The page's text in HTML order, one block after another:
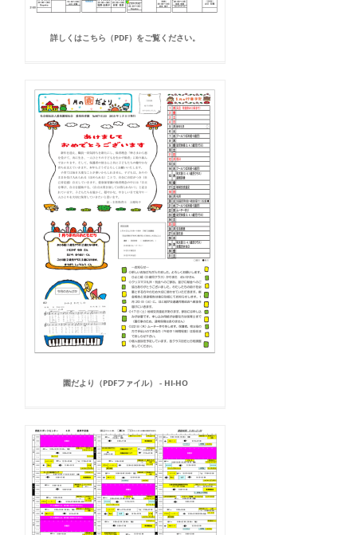
詳しくはこちら（PDF）をご覧ください。
園だより（PDFファイル） - HI-HO